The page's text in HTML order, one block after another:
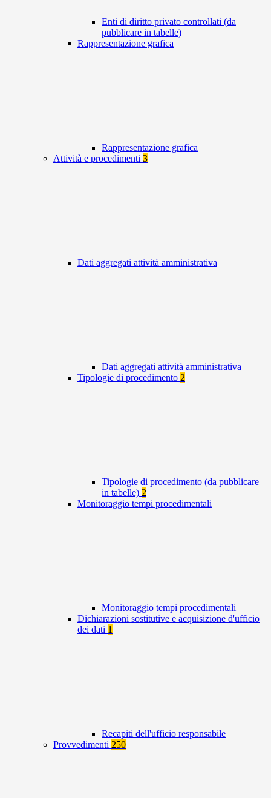
Enti di diritto privato controllati (da
pubblicare in tabelle)
Rappresentazione grafica
Rappresentazione grafica
Attività e procedimenti 3
Dati aggregati attività amministrativa
Dati aggregati attività amministrativa
Tipologie di procedimento 2
Tipologie di procedimento (da pubblicare
in tabelle) 2
Monitoraggio tempi procedimentali
Monitoraggio tempi procedimentali
Dichiarazioni sostitutive e acquisizione d'ufficio
dei dati 1
Recapiti dell'ufficio responsabile
Provvedimenti 250